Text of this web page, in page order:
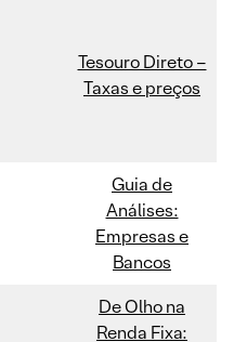
Tesouro Direto –
Taxas e preços
Guia de
Análises:
Empresas e
Bancos
De Olho na
Renda Fixa: